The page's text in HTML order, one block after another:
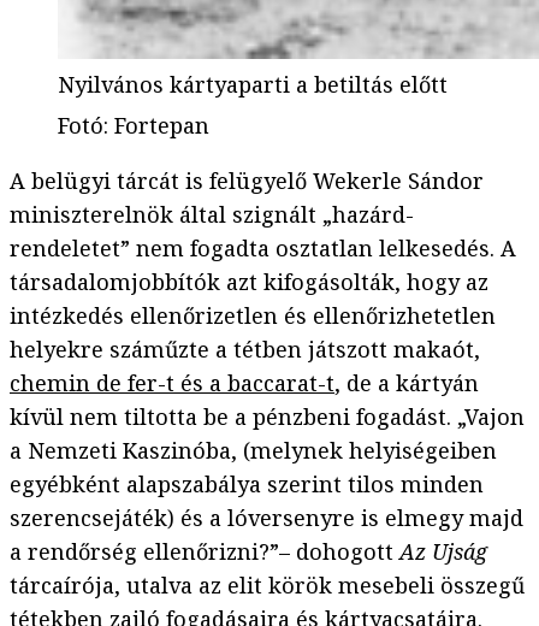
Nyilvános kártyaparti a betiltás előtt
Fotó: Fortepan
A belügyi tárcát is felügyelő Wekerle Sándor
miniszterelnök által szignált „hazárd-
rendeletet” nem fogadta osztatlan lelkesedés. A
társadalomjobbítók azt kifogásolták, hogy az
intézkedés ellenőrizetlen és ellenőrizhetetlen
helyekre száműzte a tétben játszott makaót,
chemin de fer-t és a baccarat-t, de a kártyán
kívül nem tiltotta be a pénzbeni fogadást. „Vajon
a Nemzeti Kaszinóba, (melynek helyiségeiben
egyébként alapszabálya szerint tilos minden
szerencsejáték) és a lóversenyre is elmegy majd
a rendőrség ellenőrizni?”– dohogottAz Ujság
tárcaírója, utalva az elit körök mesebeli összegű
tétekben zajló fogadásaira és kártyacsatáira.